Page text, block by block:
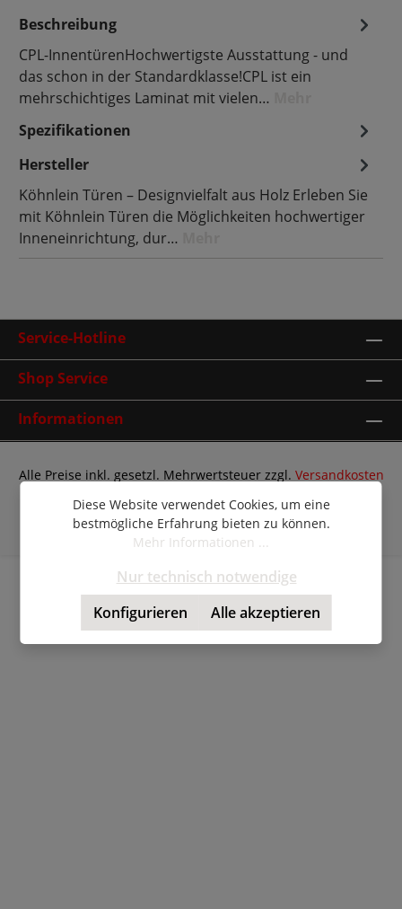
Beschreibung
CPL-InnentürenHochwertigste Ausstattung - und
das schon in der Standardklasse!CPL ist ein
mehrschichtiges Laminat mit vielen…
Spezifikationen
Hersteller
Köhnlein Türen – Designvielfalt aus Holz Erleben Sie
mit Köhnlein Türen die Möglichkeiten hochwertiger
Inneneinrichtung, dur…
Service-Hotline
Shop Service
Informationen
Alle Preise inkl. gesetzl. Mehrwertsteuer zzgl. Versandkosten
angegeben.
© Copyright 2026 | Shopware Theme by RH-Webdesign
Diese Website verwendet Cookies, um eine
bestmögliche Erfahrung bieten zu können.
Mehr Informationen ...
Nur technisch notwendige
Konfigurieren
Alle akzeptieren